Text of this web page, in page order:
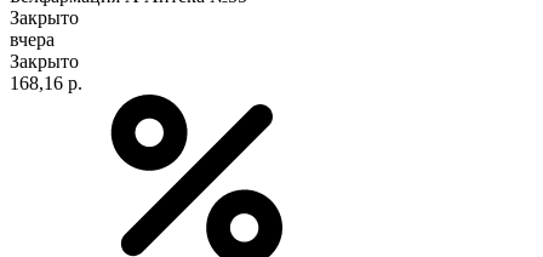
Закрыто
вчера
Закрыто
168,16 р.